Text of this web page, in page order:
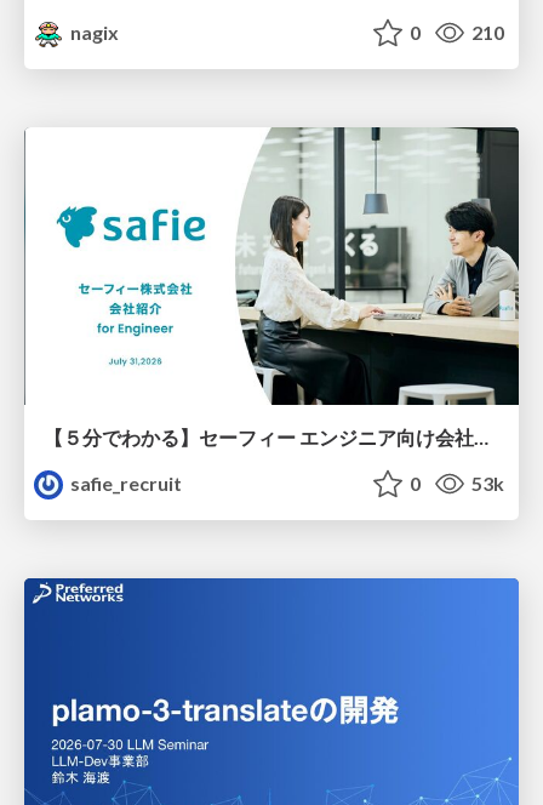
nagix 0 210
【５分でわかる】セーフィー エンジニア向け会社紹介
safie_recruit
0 53k